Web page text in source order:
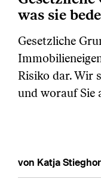
was sie
Gesetzliche
Risiko dar. Wir
und worauf Sie
von Katja